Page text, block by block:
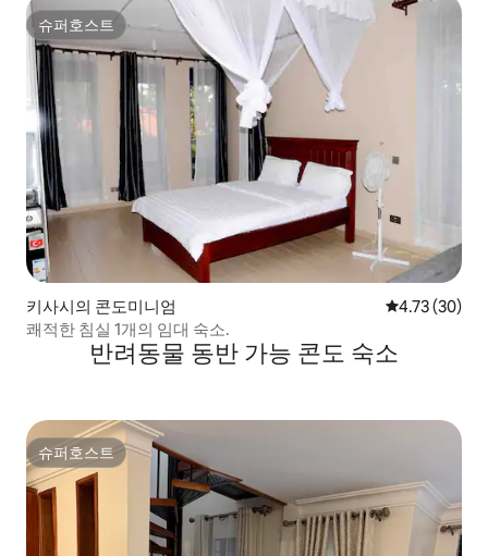
슈퍼호스트
슈퍼호스트
키사시의 콘도미니엄 평점 4.73점
4.73 (30)
쾌적한 침실 1개의 임대 숙소.
반려동물 동반 가능 콘도 숙소
슈퍼호스트
슈퍼호스트